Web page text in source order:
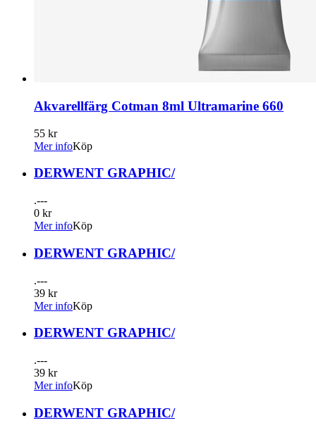
Akvarellfärg Cotman 8ml Ultramarine 660
55 kr
Mer infoKöp
DERWENT GRAPHIC/
.---
0 kr
Mer infoKöp
DERWENT GRAPHIC/
.---
39 kr
Mer infoKöp
DERWENT GRAPHIC/
.---
39 kr
Mer infoKöp
DERWENT GRAPHIC/